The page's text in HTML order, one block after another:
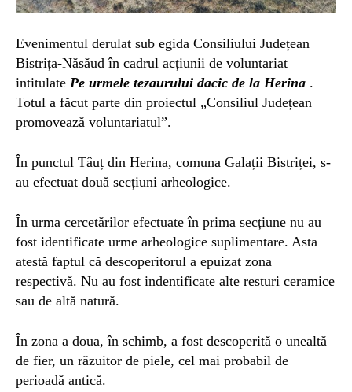
Evenimentul derulat sub egida Consiliului Județean
Bistrița-Năsăud în cadrul acțiunii de voluntariat
intitulate Pe urmele tezaurului dacic de la Herina .
Totul a făcut parte din proiectul „Consiliul Județean
promovează voluntariatul”.
În punctul Tâuț din Herina, comuna Galații Bistriței, s-
au efectuat două secțiuni arheologice.
În urma cercetărilor efectuate în prima secțiune nu au
fost identificate urme arheologice suplimentare. Asta
atestă faptul că descoperitorul a epuizat zona
respectivă. Nu au fost indentificate alte resturi ceramice
sau de altă natură.
În zona a doua, în schimb, a fost descoperită o unealtă
de fier, un răzuitor de piele, cel mai probabil de
perioadă antică.